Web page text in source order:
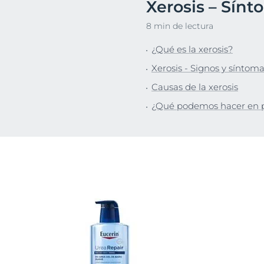
Xerosis –
8 min de lectura
¿Qué es la xerosis?
Xerosis - Signos y
Causas de la xerosis
¿Qué podemos hacer en